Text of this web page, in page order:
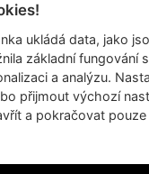
10
ukládá data, jako
základní fungování
a analýzu.
přijmout výchozí
a pokračovat